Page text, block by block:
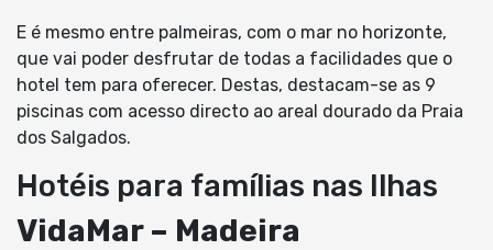
E é mesmo entre palmeiras, com o mar no horizonte,
que vai poder desfrutar de todas a facilidades que o
hotel tem para oferecer. Destas, destacam-se as 9
piscinas com acesso directo ao areal dourado da Praia
dos Salgados.
Hotéis para famílias nas Ilhas
VidaMar – Madeira